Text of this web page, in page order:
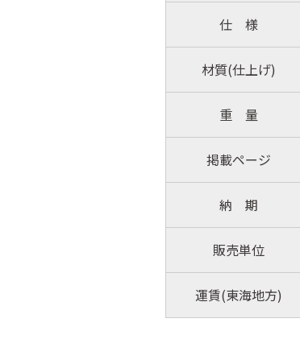
仕 様
材質(仕上げ)
重 量
掲載ページ
納 期
販売単位
運賃(東海地方)